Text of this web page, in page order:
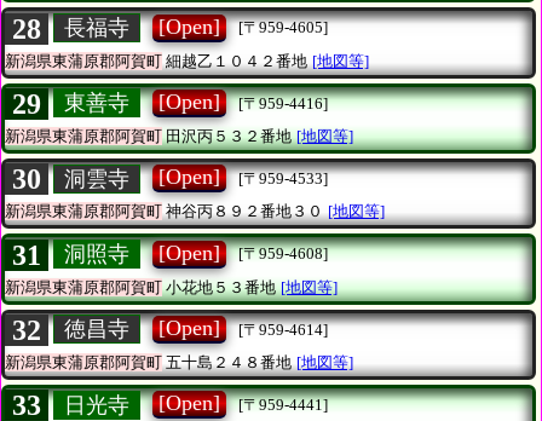
28 長福寺 [Open]
[〒959-4605]
新潟県東蒲原郡阿賀町 細越乙１０４２番地 [地図等]
29 東善寺 [Open]
[〒959-4416]
新潟県東蒲原郡阿賀町田沢丙５３２番地 [地図等]
30 洞雲寺 [Open]
[〒959-4533]
新潟県東蒲原郡阿賀町神谷丙８９２番地３０ [地図等]
31 洞照寺 [Open]
[〒959-4608]
新潟県東蒲原郡阿賀町小花地５３番地 [地図等]
32 徳昌寺 [Open]
[〒959-4614]
新潟県東蒲原郡阿賀町 五十島２４８番地 [地図等]
33 日光寺 [Open]
[〒959-4441]